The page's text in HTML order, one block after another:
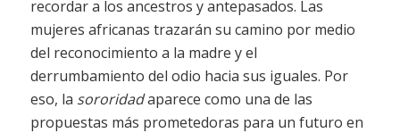
recordar a los ancestros y antepasados. Las
mujeres africanas trazarán su camino por medio
del reconocimiento a la madre y el
derrumbamiento del odio hacia sus iguales. Por
eso, la sororidadaparece como una de las
propuestas más prometedoras para un futuro en